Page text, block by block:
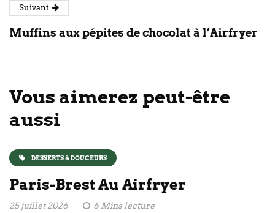
Suivant
Muffins aux pépites de chocolat à l’Airfryer
Vous aimerez peut-être
aussi
DESSERTS & DOUCEURS
Paris-Brest Au Airfryer
25 juillet 2026 6 Mins lecture